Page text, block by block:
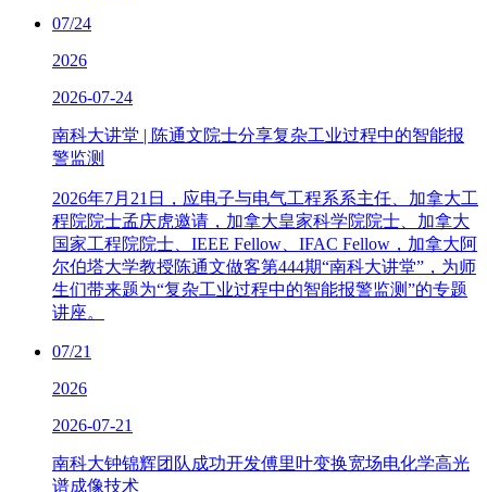
07/24
2026
2026-07-24
南科大讲堂 | 陈通文院士分享复杂工业过程中的智能报
警监测
2026年7月21日，应电子与电气工程系系主任、加拿大工
程院院士孟庆虎邀请，加拿大皇家科学院院士、加拿大
国家工程院院士、IEEE Fellow、IFAC Fellow，加拿大阿
尔伯塔大学教授陈通文做客第444期“南科大讲堂”，为师
生们带来题为“复杂工业过程中的智能报警监测”的专题
讲座。
07/21
2026
2026-07-21
南科大钟锦辉团队成功开发傅里叶变换宽场电化学高光
谱成像技术